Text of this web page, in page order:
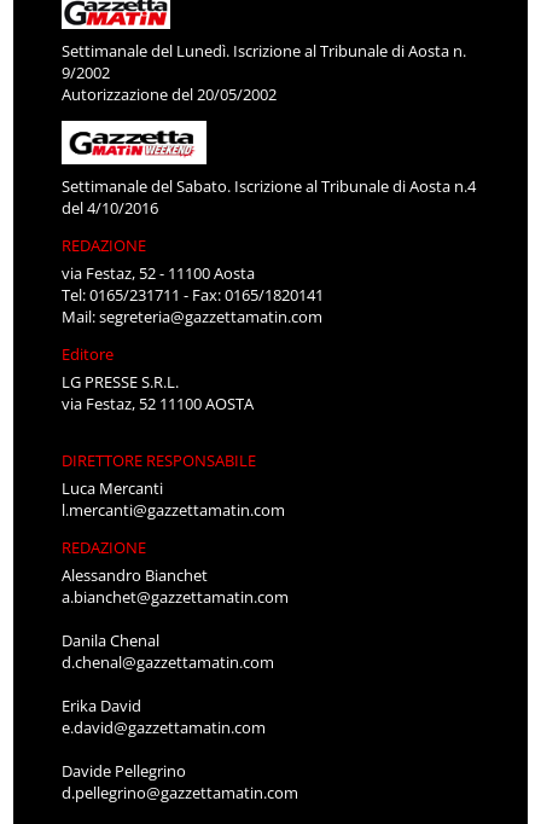
Settimanale del Lunedì. Iscrizione al Tribunale di Aosta n.
9/2002
Autorizzazione del 20/05/2002
Settimanale del Sabato. Iscrizione al Tribunale di Aosta n.4
del 4/10/2016
REDAZIONE
via Festaz, 52 - 11100 Aosta
Tel: 0165/231711 - Fax: 0165/1820141
Mail:segreteria@gazzettamatin.com
Editore
LG PRESSE S.R.L.
via Festaz, 52 11100 AOSTA
DIRETTORE RESPONSABILE
Luca Mercanti
l.mercanti@gazzettamatin.com
REDAZIONE
Alessandro Bianchet
a.bianchet@gazzettamatin.com
Danila Chenal
d.chenal@gazzettamatin.com
Erika David
e.david@gazzettamatin.com
Davide Pellegrino
d.pellegrino@gazzettamatin.com